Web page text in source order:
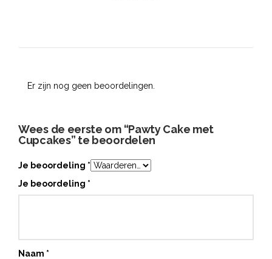
Er zijn nog geen beoordelingen.
Wees de eerste om “Pawty Cake met
Cupcakes” te beoordelen
Je beoordeling *
Je beoordeling *
Naam *